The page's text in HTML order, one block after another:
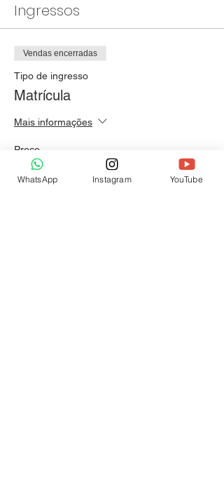
Ingressos
Vendas encerradas
Tipo de ingresso
Matrícula
Mais informações
Preço
R$ 100,00
WhatsApp Instagram YouTube